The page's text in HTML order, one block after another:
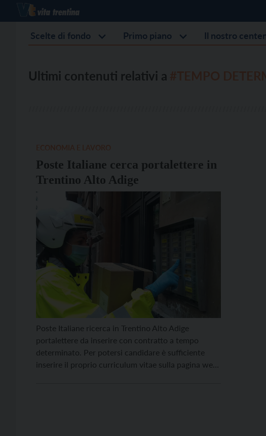
Scelte di fondo Primo piano Il nostro
Ultimi contenuti relativi a
Poste Italiane cerca portalettere in
Trentino Alto Adige
Poste Italiane ricerca in Trentino Alto Adige
portalettere da inserire con contratto a tempo
determinato. Per potersi candidare è sufficiente
inserire il proprio curriculum vitae sulla pagina web